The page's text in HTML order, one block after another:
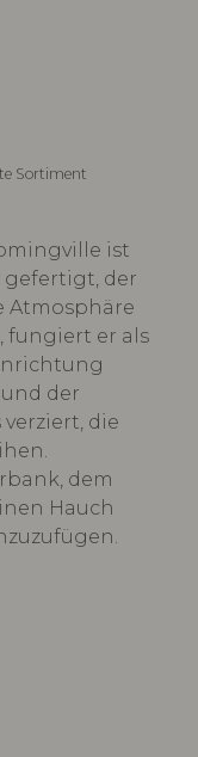
Sortiment
ist
gefertigt, der
Atmosphäre
fungiert er als
der
die
dem
Hauch